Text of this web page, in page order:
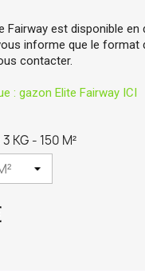
Fairway est disponible
informe que le format
contacter.
: gazon Elite Fairway ICI
KG - 150 M²